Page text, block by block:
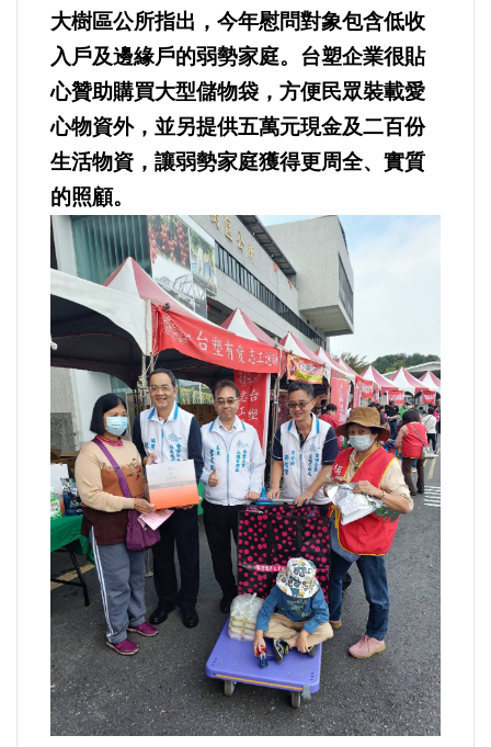
交通運輸
正能量
餐飲美食
法制/司法/監督
防災/救災
考試/監察
國安/國防/外交
自然/地理/景觀/地球
都市發展與都市建設
大樹區公所指出，今年慰問對象包含低收
入戶及邊緣戶的弱勢家庭。台塑企業很貼
心贊助購買大型儲物袋，方便民眾裝載愛
心物資外，並另提供五萬元現金及二百份
生活物資，讓弱勢家庭獲得更周全、實質
的照顧。